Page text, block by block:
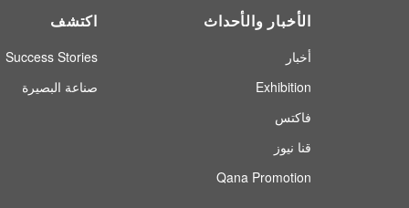
اكتشف
Success Stories
صناعة البصيرة
الأخبار والأحداث
أخبار
Exhibition
فاكتس
قنا نيوز
Qana Promotion